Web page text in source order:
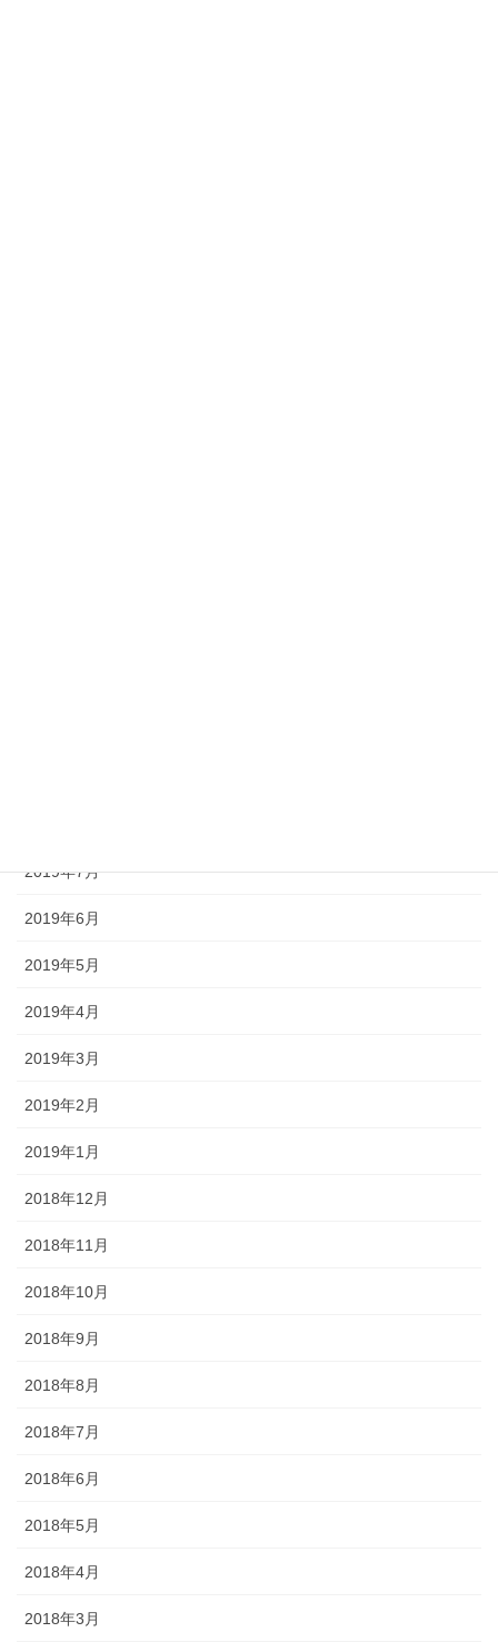
2019年7月
2019年6月
2019年5月
2019年4月
2019年3月
2019年2月
2019年1月
2018年12月
2018年11月
2018年10月
2018年9月
2018年8月
2018年7月
2018年6月
2018年5月
2018年4月
2018年3月